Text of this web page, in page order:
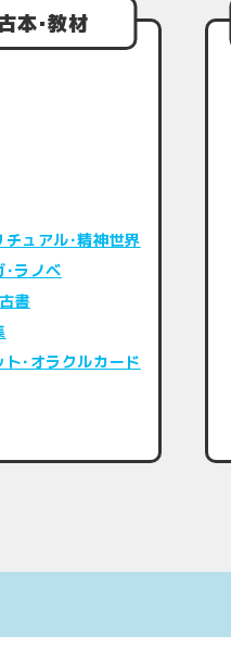
本･教材
チュアル･精神世界
･ラノベ
書
ト･オラクルカード